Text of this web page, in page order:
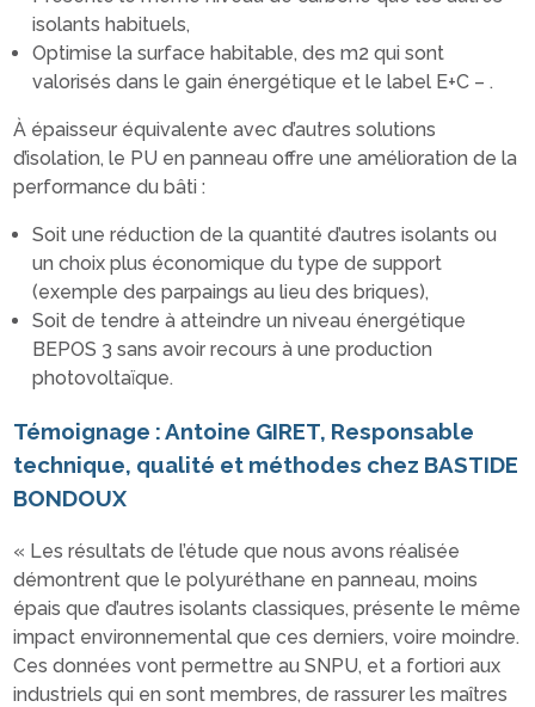
isolants habituels,
Optimise la surface habitable, des m2 qui sont
valorisés dans le gain énergétique et le label E+C – .
À épaisseur équivalente avec d’autres solutions
d’isolation, le PU en panneau offre une amélioration de la
performance du bâti :
Soit une réduction de la quantité d’autres isolants ou
un choix plus économique du type de support
(exemple des parpaings au lieu des briques),
Soit de tendre à atteindre un niveau énergétique
BEPOS 3 sans avoir recours à une production
photovoltaïque.
Témoignage : Antoine GIRET, Responsable
technique, qualité et méthodes chez BASTIDE
BONDOUX
« Les résultats de l’étude que nous avons réalisée
démontrent que le polyuréthane en panneau, moins
épais que d’autres isolants classiques, présente le même
impact environnemental que ces derniers, voire moindre.
Ces données vont permettre au SNPU, et a fortiori aux
industriels qui en sont membres, de rassurer les maîtres